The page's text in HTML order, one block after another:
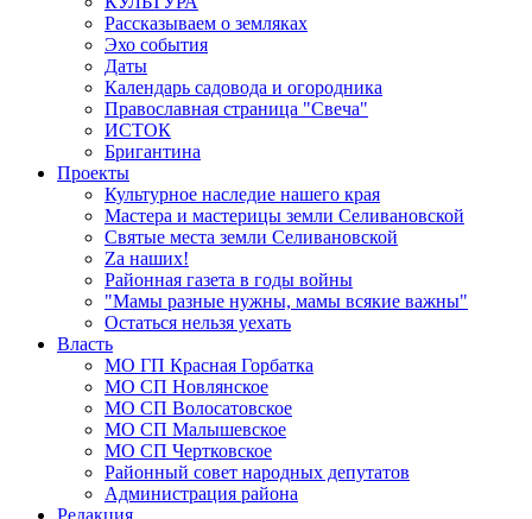
Рассказываем о земляках
Эхо события
Даты
Календарь садовода и огородника
Православная страница "Свеча"
ИСТОК
Бригантина
Проекты
Культурное наследие нашего края
Мастера и мастерицы земли Селивановской
Святые места земли Селивановской
Zа наших!
Районная газета в годы войны
"Мамы разные нужны, мамы всякие важны"
Остаться нельзя уехать
Власть
МО ГП Красная Горбатка
МО СП Новлянское
МО СП Волосатовское
МО СП Малышевское
МО СП Чертковское
Районный совет народных депутатов
Администрация района
Редакция